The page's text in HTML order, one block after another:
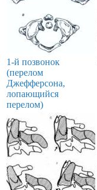
1-й позвонок
(перелом
Джефферсона,
лопающийся
перелом)